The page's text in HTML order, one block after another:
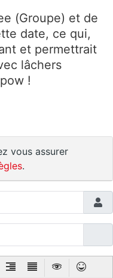
(Groupe) et de
date, ce qui,
et permettrait
lâchers
!
vous assurer
.